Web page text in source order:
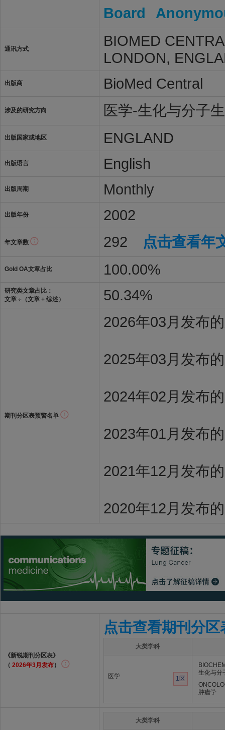
Board
通讯方式
BIOMED
LONDON,
出版商 BioMed Central
涉及的研究方向 医学-生化与分子
出版国家或地区 ENGLAND
出版语言 English
出版周期 Monthly
出版年份 2002
年文章数 292 点击查看年
Gold OA文章占比 100.00%
研究类文章占比：
文章 ÷（文章 + 综述）
50.34%
期刊分区表预警名单
2026年03月发布
2025年03月发布
2024年02月发布
2023年01月发布
2021年12月发布
2020年12月发布
《新锐期刊分区表》
（ 2026年3月发布）
点击查看期刊分区
大类学科
医学 1区
生化与分
肿瘤学
大类学科